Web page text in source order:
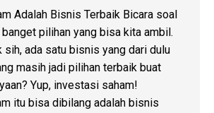
Adalah Bisnis Terbaik Bicara soal
pilihan yang bisa kita ambil.
sih, ada satu bisnis yang dari dulu
masih jadi pilihan terbaik buat
Yup, investasi saham!
itu bisa dibilang adalah bisnis